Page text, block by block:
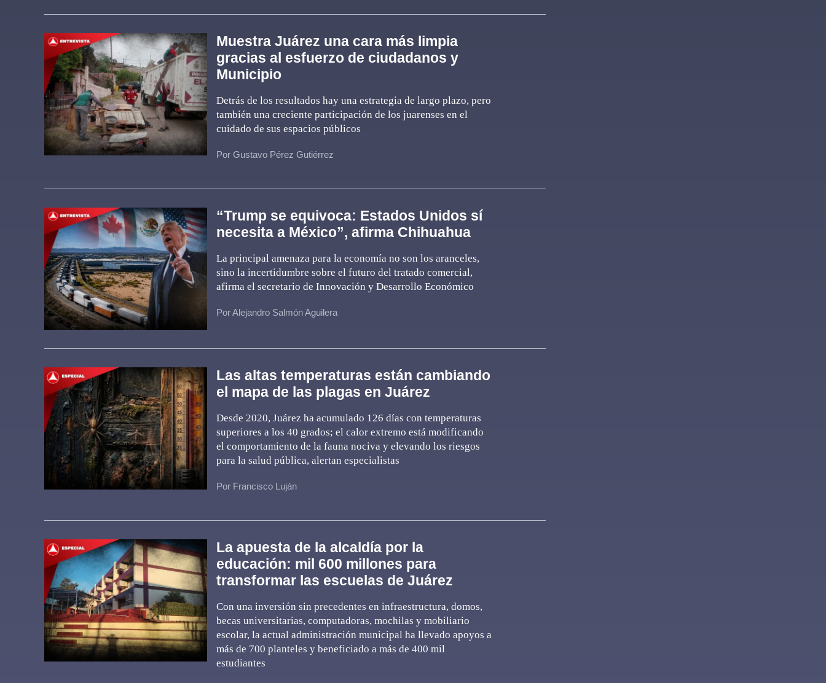
Muestra Juárez una cara más limpia
gracias al esfuerzo de ciudadanos y
Municipio
Detrás de los resultados hay una estrategia de largo plazo, pero
también una creciente participación de los juarenses en el
cuidado de sus espacios públicos
Por Gustavo Pérez Gutiérrez
“Trump se equivoca: Estados Unidos sí
necesita a México”, afirma Chihuahua
La principal amenaza para la economía no son los aranceles,
sino la incertidumbre sobre el futuro del tratado comercial,
afirma el secretario de Innovación y Desarrollo Económico
Por Alejandro Salmón Aguilera
Las altas temperaturas están cambiando
el mapa de las plagas en Juárez
Desde 2020, Juárez ha acumulado 126 días con temperaturas
superiores a los 40 grados; el calor extremo está modificando
el comportamiento de la fauna nociva y elevando los riesgos
para la salud pública, alertan especialistas
Por Francisco Luján
La apuesta de la alcaldía por la
educación: mil 600 millones para
transformar las escuelas de Juárez
Con una inversión sin precedentes en infraestructura, domos,
becas universitarias, computadoras, mochilas y mobiliario
escolar, la actual administración municipal ha llevado apoyos a
más de 700 planteles y beneficiado a más de 400 mil
estudiantes